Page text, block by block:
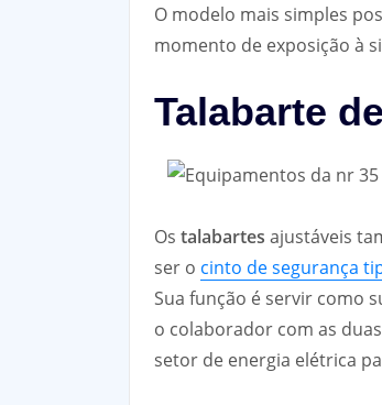
O modelo mais simples
momento de exposição à
Talabarte
Os talabartes ajustáveis
ser o cinto de segurança
Sua função é servir como
o colaborador com as
setor de energia elétrica